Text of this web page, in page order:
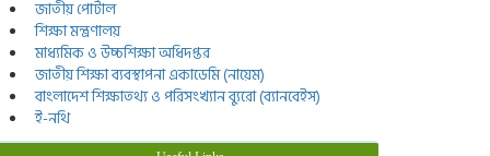
জাতীয় পোর্টাল
শিক্ষা মন্ত্রণালয়
মাধ্যমিক ও উচ্চশিক্ষা অধিদপ্তর
জাতীয় শিক্ষা ব্যবস্থাপনা একাডেমি (নায়েম)
বাংলাদেশ শিক্ষাতথ্য ও পরিসংখ্যান ব্যুরো (ব্যানবেইস)
ই-নথি